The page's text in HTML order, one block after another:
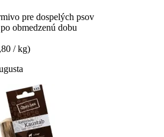
pre dospelých psov
obmedzenú dobu
/ kg)